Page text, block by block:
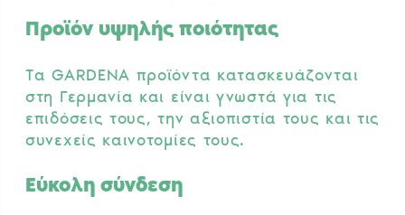
Προϊόν υψηλής ποιότητας
Τα GARDENA προϊόντα κατασκευάζονται
στη Γερμανία και είναι γνωστά για τις
επιδόσεις τους, την αξιοπιστία τους και τις
συνεχείς καινοτομίες τους.
Εύκολη σύνδεση